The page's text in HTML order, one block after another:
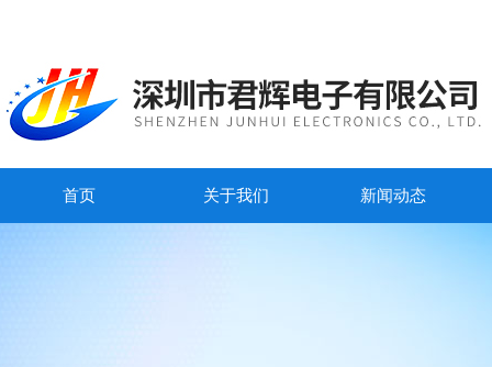
首页 关于我们 新闻动态